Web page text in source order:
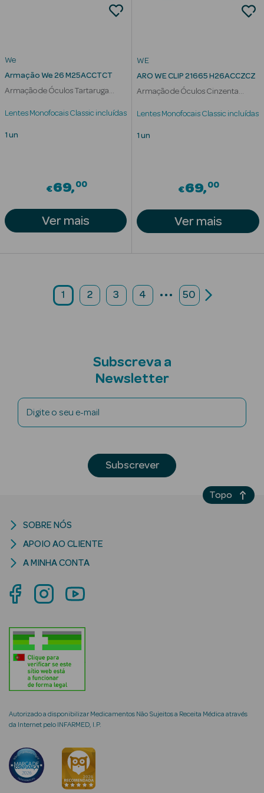
Perfumes
Eau de Toilette
Águas de
Colónia
CC Cream e BB
Base
We
Armação We 26 M25ACCTCT
Armação de Óculos Tartaruga
Lentes Monofocais Classic incluídas
1 un
€69 00
Ver mais
WE
ARO WE CLIP 21665 H26ACCZCZ
Armação de Óculos Cinzenta
Lentes Monofocais Classic incluídas
1 un
€69 00
Ver mais
1 2 3 4 ... 50
Subscreva a
Newsletter
Digite o seu e-mail
Subscrever
Autorizado a disponibilizar Medicamentos Não Sujeitos a Receita Médica através
da Internet pelo INFARMED, I.P.
SOBRE NÓS
APOIO AO CLIENTE
A MINHA CONTA
Topo